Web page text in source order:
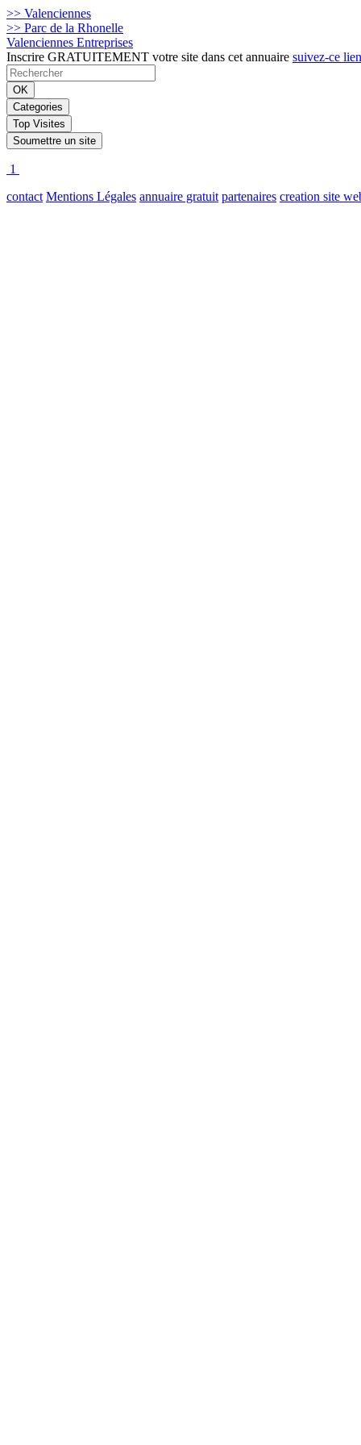
>> Valenciennes
>> Parc de la Rhonelle
Valenciennes Entreprises
Inscrire GRATUITEMENT votre site dans cet annuaire suivez-ce lien
1
contact Mentions Légales annuaire gratuit partenaires creation site